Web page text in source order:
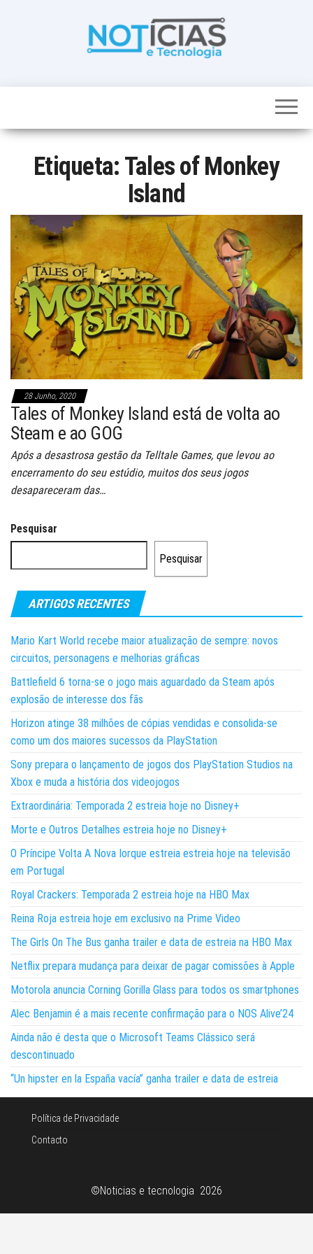
noticias de
num só lugar
Etiqueta: Tales of Monkey
Island
28 Junho, 2020
Tales of Monkey Island está de volta ao
Steam e ao GOG
Após a desastrosa gestão da Telltale Games, que levou ao
encerramento do seu estúdio, muitos dos seus jogos
desapareceram das…
Pesquisar
Pesquisar
ARTIGOS RECENTES
Mario Kart World recebe maior atualização de sempre: novos
circuitos, personagens e melhorias gráficas
Battlefield 6 torna-se o jogo mais aguardado da Steam após
explosão de interesse dos fãs
Horizon atinge 38 milhões de cópias vendidas e consolida-se
como um dos maiores sucessos da PlayStation
Sony prepara o lançamento de jogos dos PlayStation Studios na
Xbox e muda a história dos videojogos
Extraordinária: Temporada 2 estreia hoje no Disney+
Morte e Outros Detalhes estreia hoje no Disney+
O Príncipe Volta A Nova Iorque estreia estreia hoje na televisão
em Portugal
Royal Crackers: Temporada 2 estreia hoje na HBO Max
Reina Roja estreia hoje em exclusivo na Prime Video
The Girls On The Bus ganha trailer e data de estreia na HBO Max
Netflix prepara mudança para deixar de pagar comissões à Apple
Motorola anuncia Corning Gorilla Glass para todos os smartphones
Alec Benjamin é a mais recente confirmação para o NOS Alive’24
Ainda não é desta que o Microsoft Teams Clássico será
descontinuado
“Un hipster en la España vacía” ganha trailer e data de estreia
Política de Privacidade
Contacto
©Noticias e tecnologia 2026